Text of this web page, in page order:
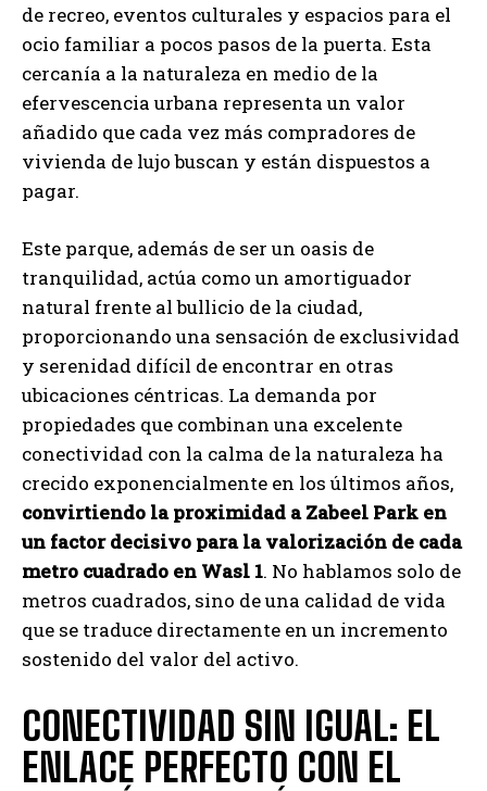
de recreo, eventos culturales y espacios para el
ocio familiar a pocos pasos de la puerta. Esta
cercanía a la naturaleza en medio de la
efervescencia urbana representa un valor
añadido que cada vez más compradores de
vivienda de lujo buscan y están dispuestos a
pagar.
Este parque, además de ser un oasis de
tranquilidad, actúa como un amortiguador
natural frente al bullicio de la ciudad,
proporcionando una sensación de exclusividad
y serenidad difícil de encontrar en otras
ubicaciones céntricas. La demanda por
propiedades que combinan una excelente
conectividad con la calma de la naturaleza ha
crecido exponencialmente en los últimos años,
convirtiendo la proximidad a Zabeel Park en
un factor decisivo para la valorización de cada
metro cuadrado en Wasl 1. No hablamos solo de
metros cuadrados, sino de una calidad de vida
que se traduce directamente en un incremento
sostenido del valor del activo.
CONECTIVIDAD SIN IGUAL: EL
ENLACE PERFECTO CON EL